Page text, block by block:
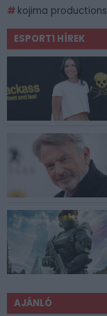
kojima productions
ESPORT1 HÍREK
AJÁNLÓ